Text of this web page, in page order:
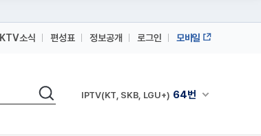
KTV소식 편성표 정보공개 로그인 모바일
검색 채널안내 펼쳐
IPTV(KT, SKB, LGU+) 64번